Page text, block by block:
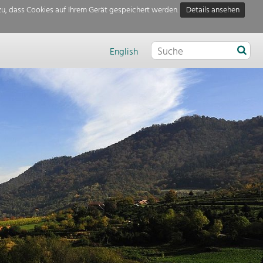
dass Cookies auf Ihrem Gerät gespeichert werden.
Details ansehen
English